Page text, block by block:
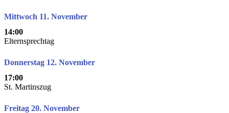
Mittwoch 11. November
14:00
Elternsprechtag
Donnerstag 12. November
17:00
St. Martinszug
Freitag 20. November